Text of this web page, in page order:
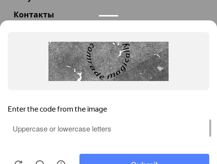
Контакты
info@teploexpert.com
Пн—Сб 09:00 – 18:00
TeploExpert.com © 2008 - 2026 Оборудование для
систем отопления, водоснабжения, канализации